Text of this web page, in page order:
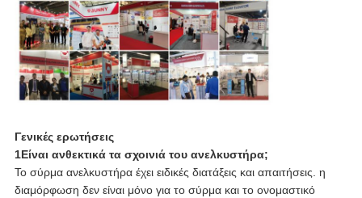
Γενικές ερωτήσεις
1Είναι ανθεκτικά τα σχοινιά του ανελκυστήρα;
Το σύρμα ανελκυστήρα έχει ειδικές διατάξεις και απαιτήσεις. η
διαμόρφωση δεν είναι μόνο για το σύρμα και το ονομαστικό